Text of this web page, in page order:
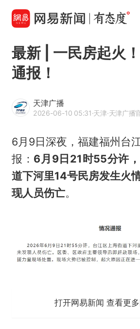
最新 | 一民房起火
通报！
天津广播
2026-06-10 05:31·天津·天津广播官
6月9日深夜，福建福州台
报： 6月9日21时55分许
道下河里14号民房发生火
现人员伤亡。
打开网易新闻 查看更